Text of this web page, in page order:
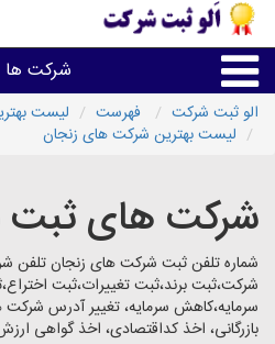
شرکت ها
اخذگواهینامه
سایر خدمات
الو ثبت شرکت فهرست
لیست
لیست بهترین شرکت های زنجان
شرکت های ثبت
شماره تلفن ثبت شرکت های زنجان
شرکت،ثبت برند،ثبت تغییرات،ثبت
سرمایه،کاهش سرمایه، تغییر آدرس شرکت
بازرگانی، اخذ کداقتصادی، اخذ گواهی